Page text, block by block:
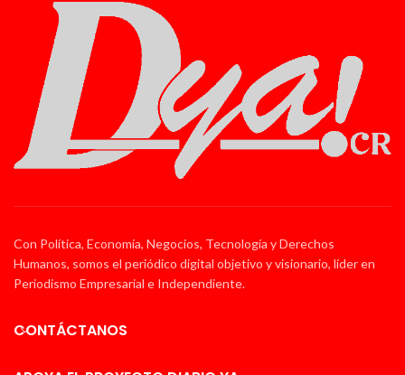
Con Política, Economía, Negocios, Tecnología y Derechos
Humanos, somos el periódico digital objetivo y visionario, líder en
Periodismo Empresarial e Independiente.
CONTÁCTANOS